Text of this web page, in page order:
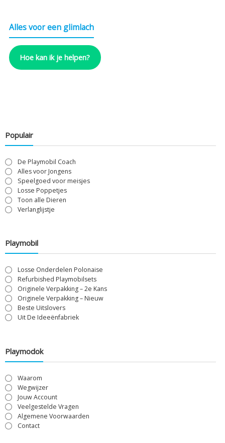
Alles voor een glimlach
Hoe kan ik je helpen?
Populair
De Playmobil Coach
Alles voor Jongens
Speelgoed voor meisjes
Losse Poppetjes
Toon alle Dieren
Verlanglijstje
Playmobil
Losse Onderdelen Polonaise
Refurbished Playmobilsets
Originele Verpakking – 2e Kans
Originele Verpakking – Nieuw
Beste Uitslovers
Uit De Ideeënfabriek
Playmodok
Waarom
Wegwijzer
Jouw Account
Veelgestelde Vragen
Algemene Voorwaarden
Contact